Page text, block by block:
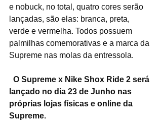
e nobuck, no total, quatro cores serão
lançadas, são elas: branca, preta,
verde e vermelha. Todos possuem
palmilhas comemorativas e a marca da
Supreme nas molas da entressola.
lançado no dia 23 de Junho nas
próprias lojas físicas e online da
Supreme.